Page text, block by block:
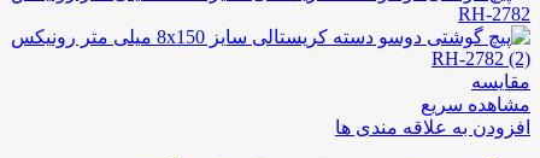
مقایسه
مشاهده سریع
افزودن به علاقه مندی ها